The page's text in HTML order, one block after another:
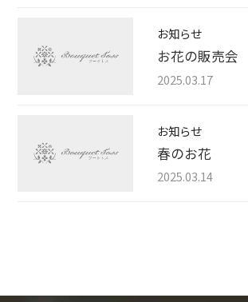
お知らせ
お花の販売会
2025.03.17
お知らせ
春のお花
2025.03.14